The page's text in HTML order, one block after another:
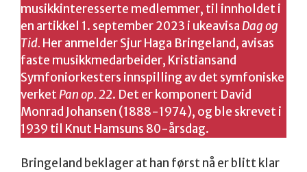
musikkinteresserte medlemmer, til innholdet i
en artikkel 1. september 2023 i ukeavisa Dag og
Tid. Her anmelder Sjur Haga Bringeland, avisas
faste musikkmedarbeider, Kristiansand
Symfoniorkesters innspilling av det symfoniske
verketPan op. 22. Det er komponert David
Monrad Johansen (1888-1974), og ble skrevet i
1939 til Knut Hamsuns 80-årsdag.
Bringeland beklager at han først nå er blitt klar